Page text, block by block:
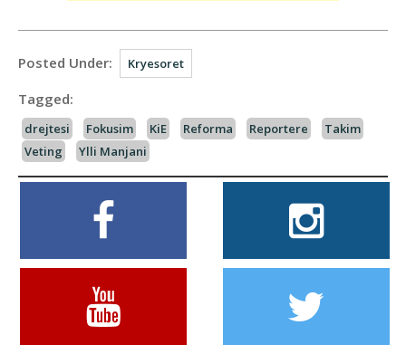
Posted Under: Kryesoret
Tagged:
drejtesi Fokusim KiE Reforma Reportere
Takim
Veting
Ylli Manjani